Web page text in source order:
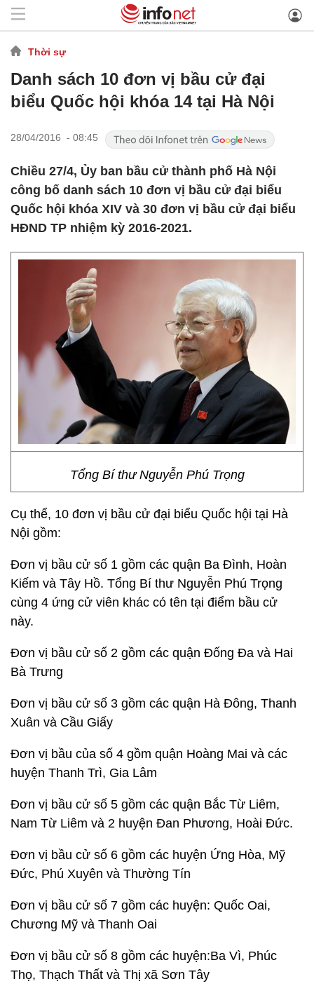
Thời sự
Danh sách 10 đơn vị bầu cử đại
biểu Quốc hội khóa 14 tại Hà Nội
28/04/2016 - 08:45
Chiều 27/4, Ủy ban bầu cử thành phố Hà Nội
công bố danh sách 10 đơn vị bầu cử đại biểu
Quốc hội khóa XIV và 30 đơn vị bầu cử đại biểu
HĐND TP nhiệm kỳ 2016-2021.
Tổng Bí thư Nguyễn Phú Trọng
Cụ thể, 10 đơn vị bầu cử đại biểu Quốc hội tại Hà
Nội gồm:
Đơn vị bầu cử số 1 gồm các quận Ba Đình, Hoàn
Kiếm và Tây Hồ. Tổng Bí thư Nguyễn Phú Trọng
cùng 4 ứng cử viên khác có tên tại điểm bầu cử
này.
Đơn vị bầu cử số 2 gồm các quận Đống Đa và Hai
Bà Trưng
Đơn vị bầu cử số 3 gồm các quận Hà Đông, Thanh
Xuân và Cầu Giấy
Đơn vị bầu của số 4 gồm quận Hoàng Mai và các
huyện Thanh Trì, Gia Lâm
Đơn vị bầu cử số 5 gồm các quận Bắc Từ Liêm,
Nam Từ Liêm và 2 huyện Đan Phương, Hoài Đức.
Đơn vị bầu cử số 6 gồm các huyện Ứng Hòa, Mỹ
Đức, Phú Xuyên và Thường Tín
Đơn vị bầu cử số 7 gồm các huyện: Quốc Oai,
Chương Mỹ và Thanh Oai
Đơn vị bầu cử số 8 gồm các huyện:Ba Vì, Phúc
Thọ, Thạch Thất và Thị xã Sơn Tây